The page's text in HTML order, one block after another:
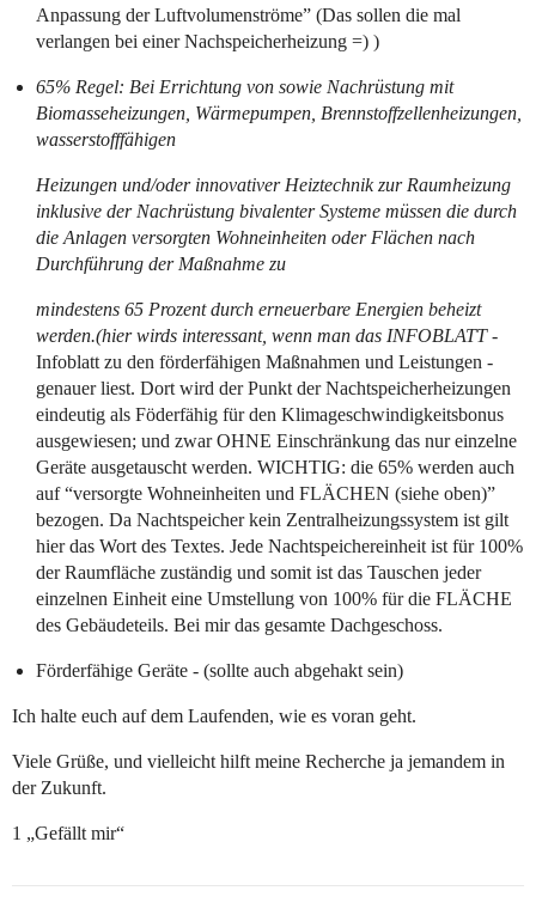
Anpassung der Luftvolumenströme” (Das sollen die mal
verlangen bei einer Nachspeicherheizung =) )
65% Regel: Bei Errichtung von sowie Nachrüstung mit
Biomasseheizungen, Wärmepumpen, Brennstoffzellenheizungen,
wasserstofffähigen
Heizungen und/oder innovativer Heiztechnik zur Raumheizung
inklusive der Nachrüstung bivalenter Systeme müssen die durch
die Anlagen versorgten Wohneinheiten oder Flächen nach
Durchführung der Maßnahme zu
mindestens 65 Prozent durch erneuerbare Energien beheizt
werden.(hier wirds interessant, wenn man das INFOBLATT -
Infoblatt zu den förderfähigen Maßnahmen und Leistungen -
genauer liest. Dort wird der Punkt der Nachtspeicherheizungen
eindeutig als Föderfähig für den Klimageschwindigkeitsbonus
ausgewiesen; und zwar OHNE Einschränkung das nur einzelne
Geräte ausgetauscht werden. WICHTIG: die 65% werden auch
auf “versorgte Wohneinheiten und FLÄCHEN (siehe oben)”
bezogen. Da Nachtspeicher kein Zentralheizungssystem ist gilt
hier das Wort des Textes. Jede Nachtspeichereinheit ist für 100%
der Raumfläche zuständig und somit ist das Tauschen jeder
einzelnen Einheit eine Umstellung von 100% für die FLÄCHE
des Gebäudeteils. Bei mir das gesamte Dachgeschoss.
Förderfähige Geräte - (sollte auch abgehakt sein)
Ich halte euch auf dem Laufenden, wie es voran geht.
Viele Grüße, und vielleicht hilft meine Recherche ja jemandem in
der Zukunft.
1 „Gefällt mir“